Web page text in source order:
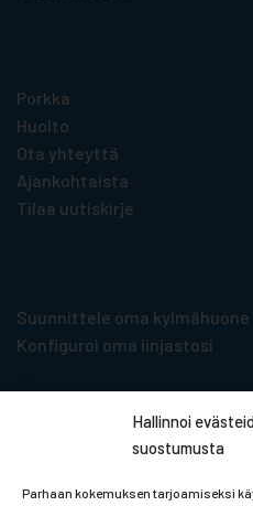
Hallinnoi
suostumusta
Parhaan kokemuksen tarjoamiseksi
Porkka
Huolto
Ota yhteyttä
Ajankohtaista
Tilaa uutiskirje
Suunnittele oma kylmähuone
Konfiguroi oma linjastosi
Tilaa